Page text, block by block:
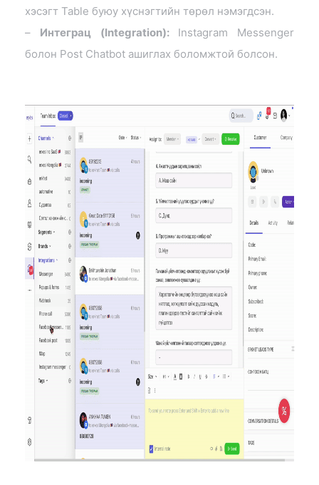
хэсэгт Table буюу хүснэгтийн төрөл нэмэгдсэн.
– Интеграц (Integration): Instagram Messenger
болон Post Chatbot ашиглах боломжтой болсон.